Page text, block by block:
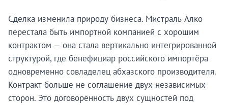
Сделка изменила природу бизнеса. Мистраль Алко
перестала быть импортной компанией с хорошим
контрактом — она стала вертикально интегрированной
структурой, где бенефициар российского импортёра
одновременно совладелец абхазского производителя.
Контракт больше не соглашение двух независимых
сторон. Это договорённость двух сущностей под